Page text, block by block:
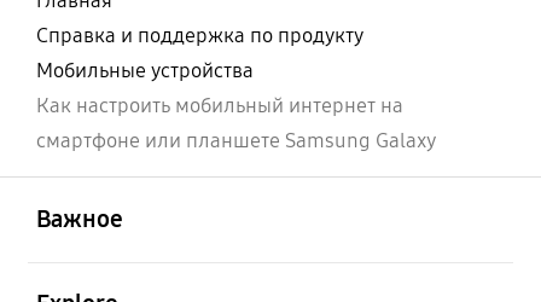
Справка и поддержка по продукту
Мобильные устройства
Как настроить мобильный интернет на
смартфоне или планшете Samsung Galaxy
Важное